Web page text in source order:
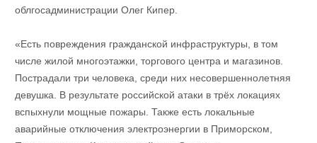
облгосадминистрации Олег Кипер.
«Есть повреждения гражданской инфраструктуры, в том
числе жилой многоэтажки, торгового центра и магазинов.
Пострадали три человека, среди них несовершеннолетняя
девушка. В результате российской атаки в трёх локациях
вспыхнули мощные пожары. Также есть локальные
аварийные отключения электроэнергии в Приморском,